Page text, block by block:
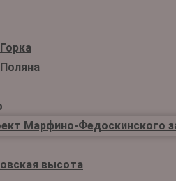
Марфино-Федоскинского
высота